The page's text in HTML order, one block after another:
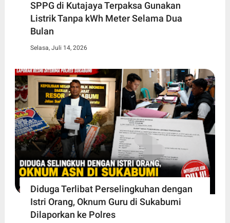
SPPG di Kutajaya Terpaksa Gunakan
Listrik Tanpa kWh Meter Selama Dua
Bulan
Selasa, Juli 14, 2026
Diduga Terlibat Perselingkuhan dengan
Istri Orang, Oknum Guru di Sukabumi
Dilaporkan ke Polres